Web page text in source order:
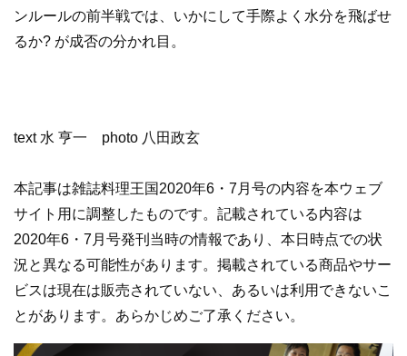
ンルールの前半戦では、いかにして手際よく水分を飛ばせ
るか? が成否の分かれ目。
text 水 亨一 photo 八田政玄
本記事は雑誌料理王国2020年6・7月号の内容を本ウェブ
サイト用に調整したものです。記載されている内容は
2020年6・7月号発刊当時の情報であり、本日時点での状
況と異なる可能性があります。掲載されている商品やサー
ビスは現在は販売されていない、あるいは利用できないこ
とがあります。あらかじめご了承ください。